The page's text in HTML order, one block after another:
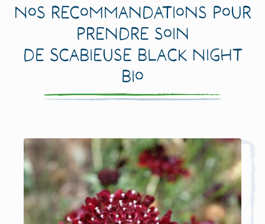
Nos recommandations pour
prendre soin
de Scabieuse Black Night
Bio